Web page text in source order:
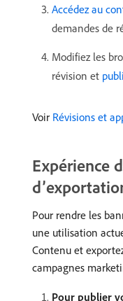
Accédez au
demandes de
Modifiez les
révision et
Voir Révisions et
Expérience
Pour rendre les
une utilisation
Contenu et
campagnes
Pour publier